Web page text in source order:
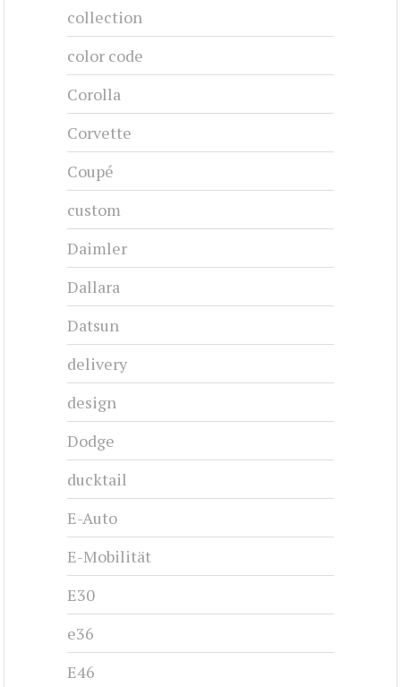
collection
color code
Corolla
Corvette
Coupé
custom
Daimler
Dallara
Datsun
delivery
design
Dodge
ducktail
E-Auto
E-Mobilität
E30
e36
E46